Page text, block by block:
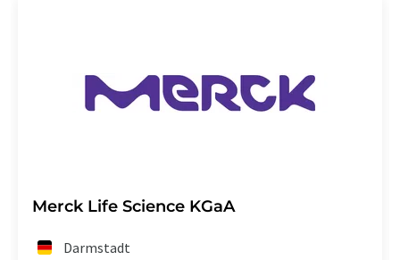
Merck Life Science KGaA
Darmstadt